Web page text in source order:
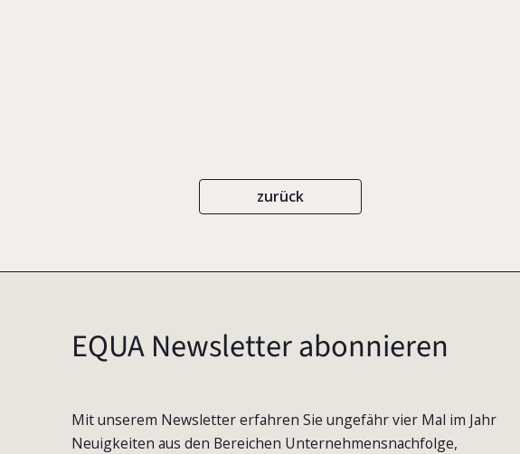
zurück
EQUA Newsletter abonnieren
Mit unserem Newsletter erfahren Sie ungefähr vier Mal im Jahr
Neuigkeiten aus den Bereichen Unternehmensnachfolge,